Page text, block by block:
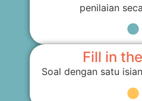
penilaian
Fill in
Soal dengan satu